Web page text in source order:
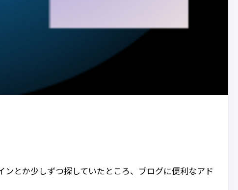
とか少しずつ探していたところ、ブログに便利なアド